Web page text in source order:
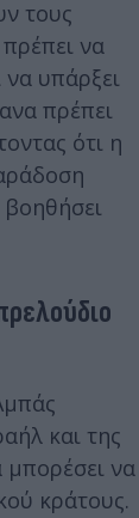
τους
να
υπάρξει
πρέπει
ότι η
βοηθήσει
και της
μπορέσει να
κράτους.